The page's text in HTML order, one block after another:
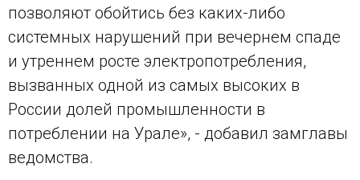
позволяют обойтись без каких-либо
системных нарушений при вечернем спаде
и утреннем росте электропотребления,
вызванных одной из самых высоких в
России долей промышленности в
потреблении на Урале», - добавил замглавы
ведомства.